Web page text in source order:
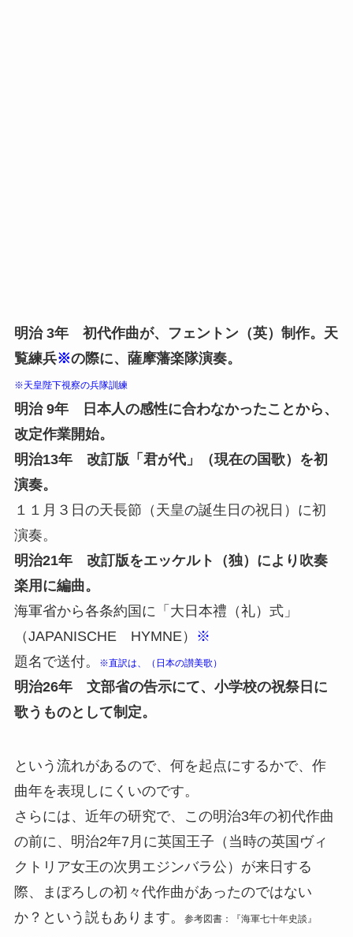
明治 3年 初代作曲が、フェントン（英）制作。天
覧練兵※の際に、薩摩藩楽隊演奏。
※天皇陛下視察の兵隊訓練
明治 9年 日本人の感性に合わなかったことから、
改定作業開始。
明治13年 改訂版「君が代」（現在の国歌）を初
演奏。
１１月３日の天長節（天皇の誕生日の祝日）に初
演奏。
明治21年 改訂版をエッケルト（独）により吹奏
楽用に編曲。
海軍省から各条約国に「大日本禮（礼）式」
（JAPANISCHE HYMNE）
※
題名で送付。
※直訳は、（日本の讃美歌）
明治26年 文部省の告示にて、小学校の祝祭日に
歌うものとして制定。
という流れがあるので、何を起点にするかで、作
曲年を表現しにくいのです。
さらには、近年の研究で、この明治3年の初代作曲
の前に、明治2年7月に英国王子（当時の英国ヴィ
クトリア女王の次男エジンバラ公）が来日する
際、まぼろしの初々代作曲があったのではない
か？という説もあります。
参考図書：『海軍七十年史談』